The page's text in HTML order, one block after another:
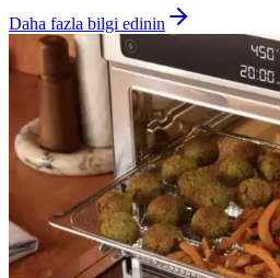
Daha fazla bilgi edinin